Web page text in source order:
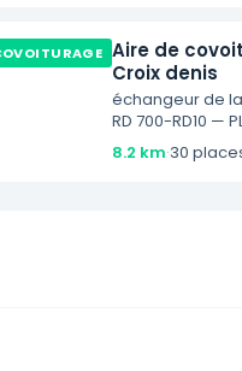
Aire de
Croix denis
échangeur de
RD 700-RD10 —
8.2 km·30